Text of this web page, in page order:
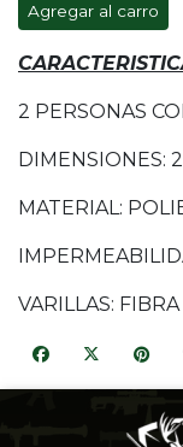
Agregar al carro
2 PERSONAS
DIMENSIONES:
MATERIAL:
VARILLAS: